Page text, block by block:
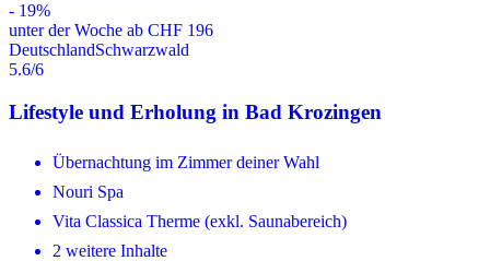
- 19%
unter der Woche ab CHF 196
DeutschlandSchwarzwald
5.6/6
Lifestyle und Erholung in Bad Krozingen
Übernachtung im Zimmer deiner Wahl
Nouri Spa
Vita Classica Therme (exkl. Saunabereich)
2 weitere Inhalte